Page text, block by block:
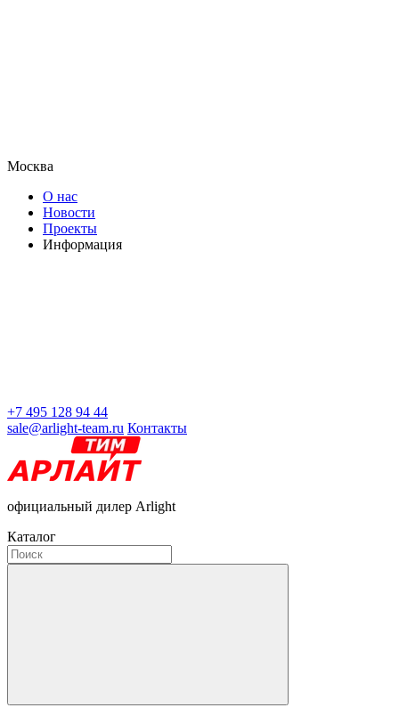
Москва
О нас
Новости
Проекты
Информация
+7 495 128 94 44
sale@arlight-team.ru Контакты
официальный дилер Arlight
Каталог